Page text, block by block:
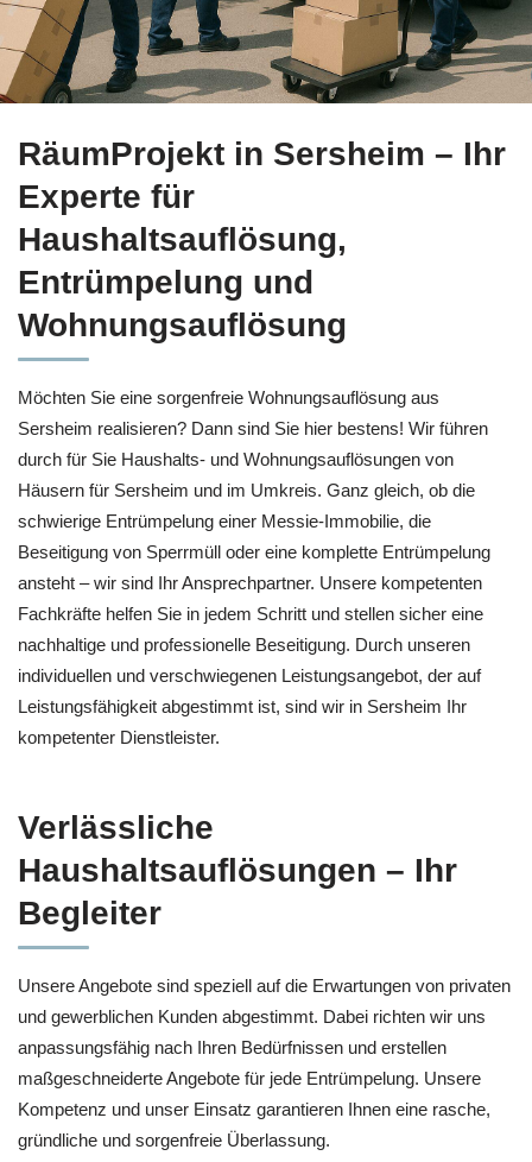
RäumProjekt in Sersheim – Ihr
Experte für
Haushaltsauflösung,
Entrümpelung und
Wohnungsauflösung
Möchten Sie eine sorgenfreie Wohnungsauflösung aus
Sersheim realisieren? Dann sind Sie hier bestens! Wir führen
durch für Sie Haushalts- und Wohnungsauflösungen von
Häusern für Sersheim und im Umkreis. Ganz gleich, ob die
schwierige Entrümpelung einer Messie-Immobilie, die
Beseitigung von Sperrmüll oder eine komplette Entrümpelung
ansteht – wir sind Ihr Ansprechpartner. Unsere kompetenten
Fachkräfte helfen Sie in jedem Schritt und stellen sicher eine
nachhaltige und professionelle Beseitigung. Durch unseren
individuellen und verschwiegenen Leistungsangebot, der auf
Leistungsfähigkeit abgestimmt ist, sind wir in Sersheim Ihr
kompetenter Dienstleister.
Verlässliche
Haushaltsauflösungen – Ihr
Begleiter
Unsere Angebote sind speziell auf die Erwartungen von privaten
und gewerblichen Kunden abgestimmt. Dabei richten wir uns
anpassungsfähig nach Ihren Bedürfnissen und erstellen
maßgeschneiderte Angebote für jede Entrümpelung. Unsere
Kompetenz und unser Einsatz garantieren Ihnen eine rasche,
gründliche und sorgenfreie Überlassung.